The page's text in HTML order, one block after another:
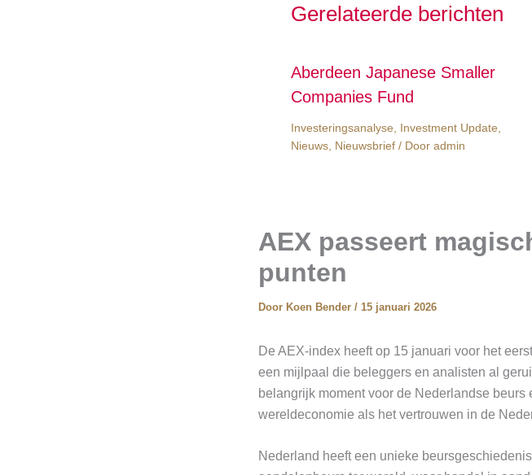
Gerelateerde berichten
Aberdeen Japanese Smaller
Companies Fund
Investeringsanalyse Investment Update
Nieuws Nieuwsbrief / Door admin
AEX passeert
punten
Door Koen Bender / 15 januari 2026
De AEX-index heeft op 15 januari voor het
een mijlpaal die beleggers en analisten al
belangrijk moment voor de Nederlandse
wereldeconomie als het vertrouwen in de
Nederland heeft een unieke